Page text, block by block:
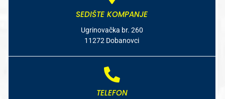
SEDIŠTE KOMPANJE
Ugrinovačka br. 260
11272 Dobanovci
TELEFON